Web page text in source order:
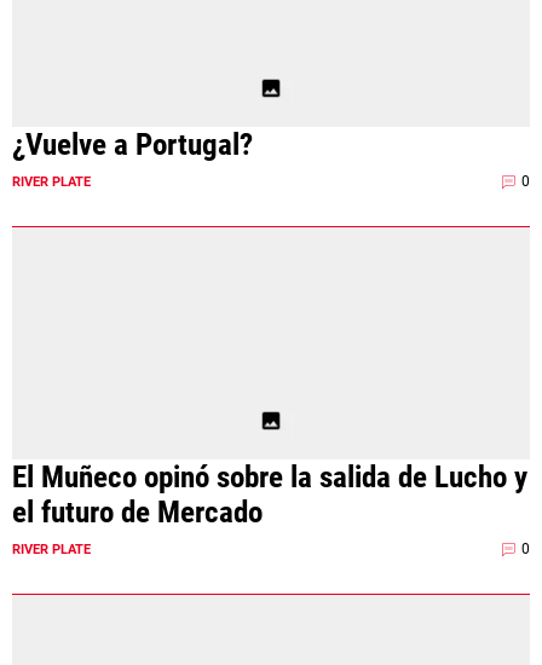
¿Vuelve a Portugal?
RIVER PLATE 0
El Muñeco opinó sobre la salida de Lucho y
el futuro de Mercado
RIVER PLATE 0